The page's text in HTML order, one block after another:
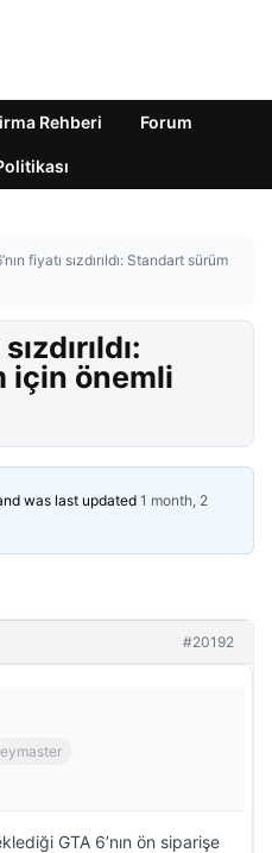
Rehberi Forum
fiyatı sızdırıldı: Standart sürüm
için önemli
was last updated 1 month, 2
#20192
GTA 6’nın ön siparişe